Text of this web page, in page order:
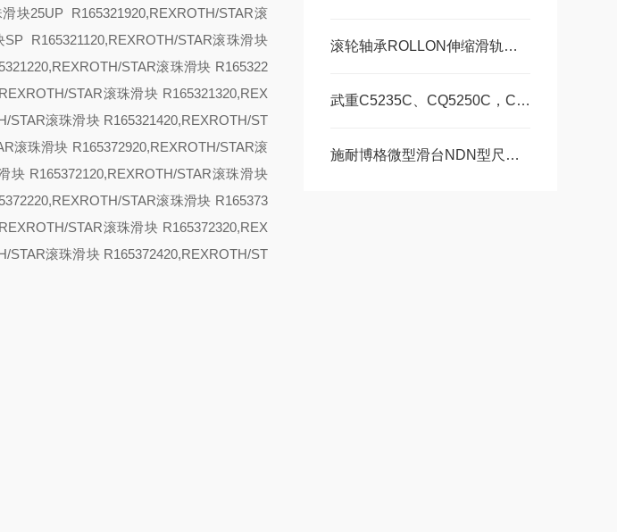
滚轮轴承ROLLON伸缩滑轨传动配件GUDEL齿条导轨福业选购
武重C5235C、CQ5250C，C5250数控立式车床直线运动滑块WEH35CA/WEW35CC
施耐博格微型滑台NDN型尺寸05，1，2，60精密轴承选型
滑块25UP R165321920,REXROTH/STAR滚
SP R165321120,REXROTH/STAR滚珠滑块
STAR滚珠滑块 R165322
STAR滚珠滑块 R165321320,REX
STAR滚珠滑块 R165321420,REXROTH/ST
滚珠滑块 R165372920,REXROTH/STAR滚
块 R165372120,REXROTH/STAR滚珠滑块
STAR滚珠滑块 R165373
STAR滚珠滑块 R165372320,REX
STAR滚珠滑块 R165372420,REXROTH/ST